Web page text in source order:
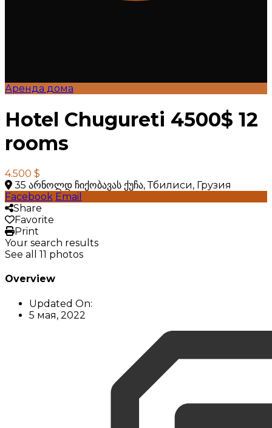
Аренда дома
Hotel Chugureti 4500$ 12
rooms
4.500 $
35 არნოლდ ჩიქობავას ქუჩა, Тбилиси, Грузия
Facebook Email
Share
Favorite
Print
Your search results
See all 11 photos
Overview
Updated On:
5 мая, 2022